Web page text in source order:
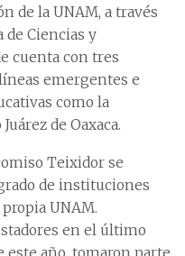
de la UNAM, a través
Ciencias y
cuenta con tres
emergentes e
como la
de Oaxaca.
Teixidor se
de instituciones
UNAM.
en el último